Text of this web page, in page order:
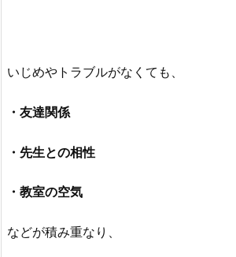
いじめやトラブルがなくても、
・友達関係
・先生との相性
・教室の空気
などが積み重なり、